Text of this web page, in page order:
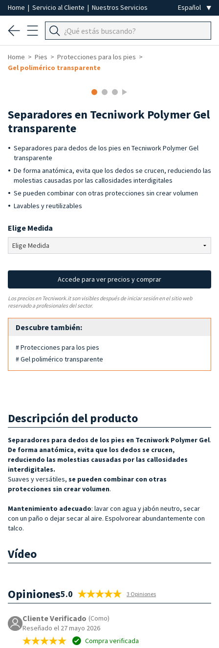
Home | Servicio al Cliente | Nuestros Servicios
Home Pies
Protecciones para los pies
Gel polimérico transparente
Separadores en Tecniwork Polymer Gel
transparente
Separadores para dedos de los pies en Tecniwork Polymer Gel
transparente
De forma anatómica, evita que los dedos se crucen, reduciendo las
molestias causadas por las callosidades interdigitales
Se pueden combinar con otras protecciones sin crear volumen
Lavables y reutilizables
Elige Medida
Accede para ver precios y comprar
Los precios en Tecniwork.it son visibles después de iniciar sesión en el sitio web
reservado a profesionales del sector.
Descubre también:
# Protecciones para los pies
# Gel polimérico transparente
Descripción del producto
Separadores para dedos de los pies en Tecniwork Polymer Gel.
De forma anatómica, evita que los dedos se crucen,
reduciendo las molestias causadas por las callosidades
interdigitales.
Suaves y versátiles, se pueden combinar con otras
protecciones sin crear volumen.
Mantenimiento adecuado: lavar con agua y jabón neutro, secar
con un paño o dejar secar al aire. Espolvorear abundantemente con
talco.
Vídeo
Opiniones5.0 3 Opiniones
Cliente Verificado (Como)
Reseñado el 27 mayo 2026
Compra verificada